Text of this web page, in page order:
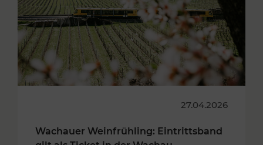
27.04.2026
Wachauer Weinfrühling: Eintrittsband